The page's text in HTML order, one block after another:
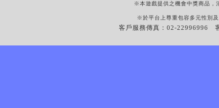
※本遊戲提供之機會中獎商品，
※於平台上尊重包容多元性別
客戶服務傳真：02-22996996